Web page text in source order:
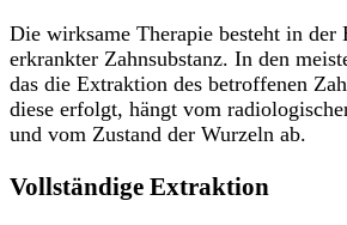
Die wirksame Therapie besteht in der
erkrankter Zahnsubstanz. In den
das die Extraktion des betroffenen
diese erfolgt, hängt vom
und vom Zustand der Wurzeln ab.
Vollständige Extraktion